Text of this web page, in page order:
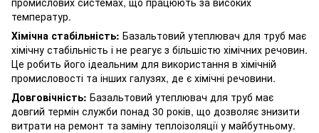
температур.
Хімічна стабільність: Базальтовий утеплювач для труб має
хімічну стабільність і не реагує з більшістю хімічних речовин.
Це робить його ідеальним для використання в хімічній
промисловості та інших галузях, де є хімічні речовини.
Довговічність: Базальтовий утеплювач для труб має
довгий термін служби понад 30 років, що дозволяє знизити
витрати на ремонт та заміну теплоізоляції у майбутньому.